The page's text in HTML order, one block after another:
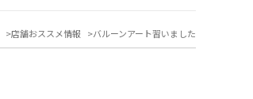
店舗おススメ情報 バルーンアート習いました